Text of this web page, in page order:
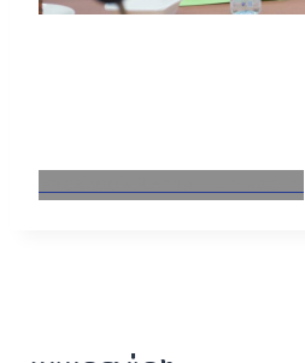
FacebookXEmailLinkedIn